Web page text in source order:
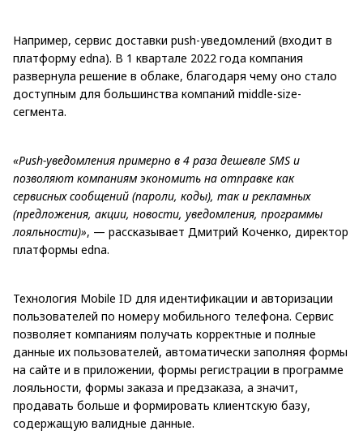
Например, сервис доставки push-уведомлений (входит в
платформу edna). В 1 квартале 2022 года компания
развернула решение в облаке, благодаря чему оно стало
доступным для большинства компаний middle-size-
сегмента.
«Push-уведомления примерно в 4 раза дешевле SMS и
позволяют компаниям экономить на отправке как
сервисных сообщений (пароли, коды), так и рекламных
(предложения, акции, новости, уведомления, программы
лояльности)», — рассказывает Дмитрий Коченко, директор
платформы edna.
Технология Mobile ID для идентификации и авторизации
пользователей по номеру мобильного телефона. Сервис
позволяет компаниям получать корректные и полные
данные их пользователей, автоматически заполняя формы
на сайте и в приложении, формы регистрации в программе
лояльности, формы заказа и предзаказа, а значит,
продавать больше и формировать клиентскую базу,
содержащую валидные данные.